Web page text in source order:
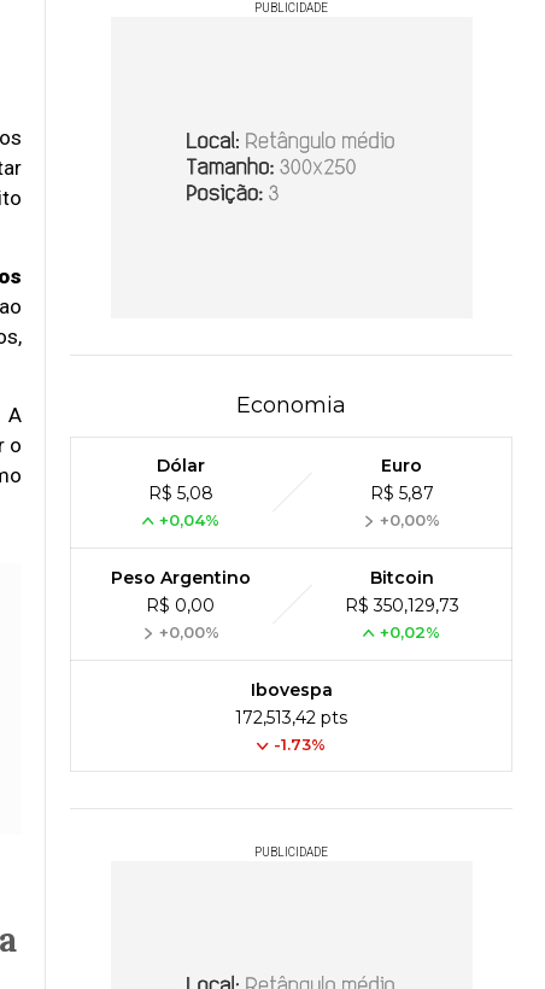
A
o
PUBLICIDADE
Economia
Dólar
R$ 5,08
+0,04%
Euro
R$ 5,87
+0,00%
Peso Argentino
R$ 0,00
+0,00%
Bitcoin
R$ 350,129,73
+0,02%
Ibovespa
172,513,42 pts
-1.73%
PUBLICIDADE